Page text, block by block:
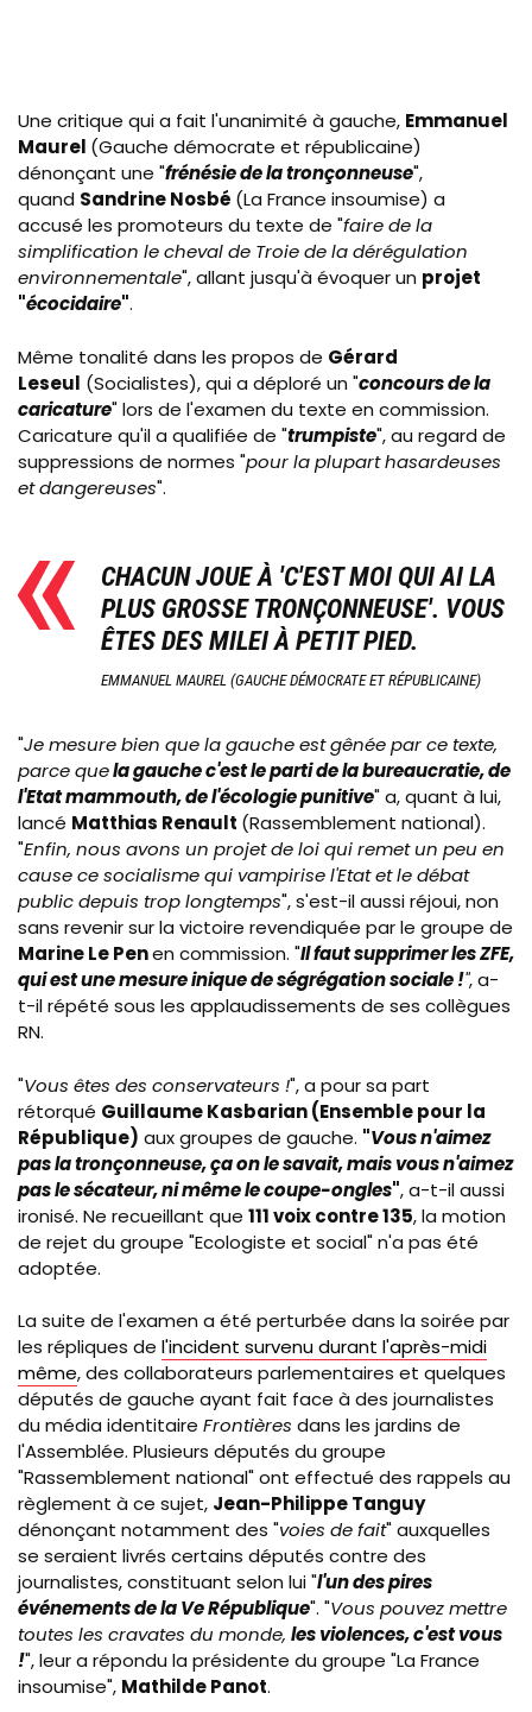
Une critique qui a fait l'unanimité à gauche, Emmanuel
Maurel (Gauche démocrate et républicaine)
dénonçant une "frénésie de la tronçonneuse",
quand Sandrine Nosbé (La France insoumise) a
accusé les promoteurs du texte de "faire de la
simplification le cheval de Troie de la dérégulation
environnementale", allant jusqu'à évoquer un projet
"écocidaire".
Même tonalité dans les propos de Gérard
Leseul (Socialistes), qui a déploré un "concours de la
caricature" lors de l'examen du texte en commission.
Caricature qu'il a qualifiée de "trumpiste", au regard de
suppressions de normes "pour la plupart hasardeuses
et dangereuses".
CHACUN JOUE À 'C'EST MOI QUI AI LA
PLUS GROSSE TRONÇONNEUSE'. VOUS
ÊTES DES MILEI À PETIT PIED.
EMMANUEL MAUREL (GAUCHE DÉMOCRATE ET RÉPUBLICAINE)
"Je mesure bien que la gauche est gênée par ce texte,
parce quela gauche c'est le parti de la bureaucratie, de
l'Etat mammouth, de l'écologie punitive" a, quant à lui,
lancé Matthias Renault (Rassemblement national).
"Enfin, nous avons un projet de loi qui remet un peu en
cause ce socialisme qui vampirise l'Etat et le débat
public depuis trop longtemps", s'est-il aussi réjoui, non
sans revenir sur la victoire revendiquée par le groupe de
Marine Le Penen commission. "Il faut supprimer les ZFE,
qui est une mesure inique de ségrégation sociale !", a-
t-il répété sous les applaudissements de ses collègues
RN.
"Vous êtes des conservateurs !", a pour sa part
rétorqué Guillaume Kasbarian (Ensemble pour la
République) aux groupes de gauche. "Vous n'aimez
pas la tronçonneuse, ça on le savait, mais vous n'aimez
pas le sécateur, ni même le coupe-ongles", a-t-il aussi
ironisé. Ne recueillant que 111 voix contre 135, la motion
de rejet du groupe "Ecologiste et social" n'a pas été
adoptée.
La suite de l'examen a été perturbée dans la soirée par
les répliques de l'incident survenu durant l'après-midi
même, des collaborateurs parlementaires et quelques
députés de gauche ayant fait face à des journalistes
du média identitaire Frontières dans les jardins de
l'Assemblée. Plusieurs députés du groupe
"Rassemblement national" ont effectué des rappels au
règlement à ce sujet, Jean-Philippe Tanguy
dénonçant notamment des "voies de fait" auxquelles
se seraient livrés certains députés contre des
journalistes, constituant selon lui "l'un des pires
événements de la Ve République". "Vous pouvez mettre
toutes les cravates du monde, les violences, c'est vous
!", leur a répondu la présidente du groupe "La France
insoumise", Mathilde Panot.